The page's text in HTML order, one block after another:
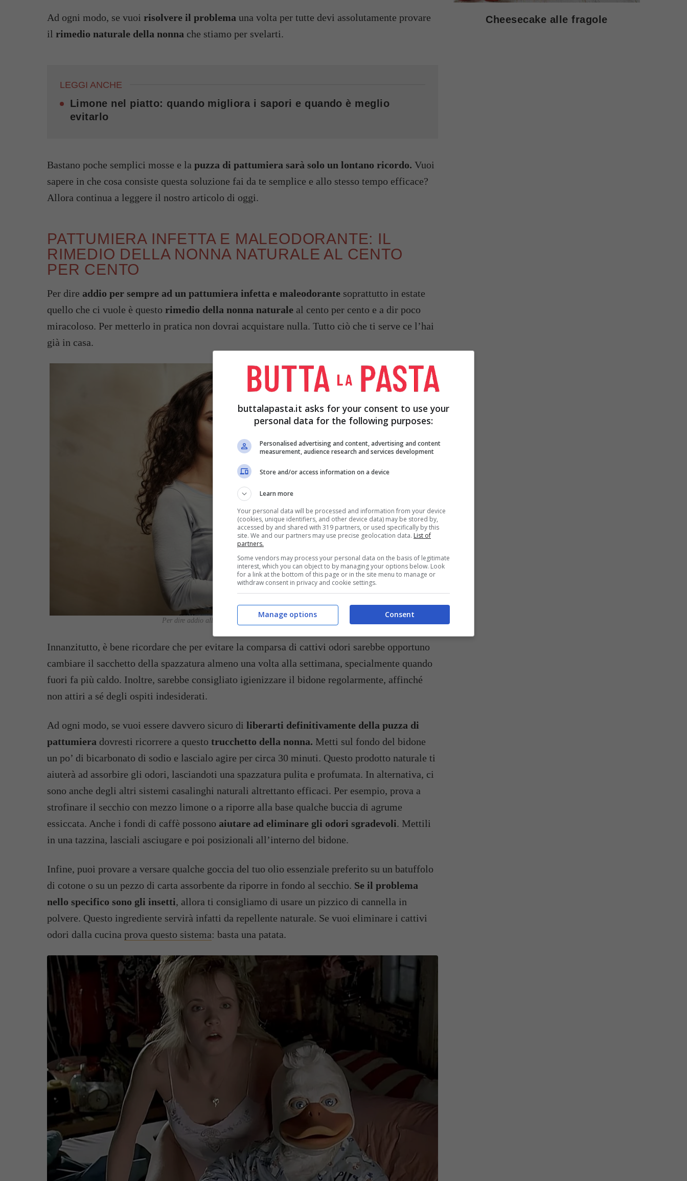
Ad ogni modo, se vuoi risolvere il problema una volta per tutte devi assolutamente provare
il rimedio naturale della nonna che stiamo per svelarti.
LEGGI ANCHE
Limone nel piatto: quando migliora i sapori e quando è meglio
evitarlo
Bastano poche semplici mosse e la puzza di pattumiera sarà solo un lontano ricordo. Vuoi
sapere in che cosa consiste questa soluzione fai da te semplice e allo stesso tempo efficace?
Allora continua a leggere il nostro articolo di oggi.
PATTUMIERA INFETTA E MALEODORANTE: IL
RIMEDIO DELLA NONNA NATURALE AL CENTO
PER CENTO
Per dire addio per sempre ad un pattumiera infetta e maleodorante soprattutto in estate
quello che ci vuole è questo rimedio della nonna naturale al cento per cento e a dir poco
miracoloso. Per metterlo in pratica non dovrai acquistare nulla. Tutto ciò che ti serve ce l’hai
già in casa.
Per dire addio alla pattumiera maleodorante priva questo rimedio naturale (Buttalapasta.it)
Innanzitutto, è bene ricordare che per evitare la comparsa di cattivi odori sarebbe opportuno
cambiare il sacchetto della spazzatura almeno una volta alla settimana, specialmente quando
fuori fa più caldo. Inoltre, sarebbe consigliato igienizzare il bidone regolarmente, affinché
non attiri a sé degli ospiti indesiderati.
Ad ogni modo, se vuoi essere davvero sicuro di liberarti definitivamente della puzza di
pattumiera dovresti ricorrere a questo trucchetto della nonna. Metti sul fondo del bidone
un po’ di bicarbonato di sodio e lascialo agire per circa 30 minuti. Questo prodotto naturale ti
aiuterà ad assorbire gli odori, lasciandoti una spazzatura pulita e profumata. In alternativa, ci
sono anche degli altri sistemi casalinghi naturali altrettanto efficaci. Per esempio, prova a
strofinare il secchio con mezzo limone o a riporre alla base qualche buccia di agrume
essiccata. Anche i fondi di caffè possono aiutare ad eliminare gli odori sgradevoli. Mettili
in una tazzina, lasciali asciugare e poi posizionali all’interno del bidone.
Infine, puoi provare a versare qualche goccia del tuo olio essenziale preferito su un batuffolo
di cotone o su un pezzo di carta assorbente da riporre in fondo al secchio. Se il problema
nello specifico sono gli insetti, allora ti consigliamo di usare un pizzico di cannella in
polvere. Questo ingrediente servirà infatti da repellente naturale. Se vuoi eliminare i cattivi
odori dalla cucina prova questo sistema: basta una patata.
Cheesecake alle fragole
buttalapasta.it asks for your consent to use your
personal data for the following purposes:
Personalised advertising and content, advertising and content
measurement, audience research and services development
Store and/or access information on a device
Learn more
Your personal data will be processed and information from your device
(cookies, unique identifiers, and other device data) may be stored by,
accessed by and shared with 319 partners, or used specifically by this
site. We and our partners may use precise geolocation data. List of
partners.
Some vendors may process your personal data on the basis of legitimate
interest, which you can object to by managing your options below. Look
for a link at the bottom of this page or in the site menu to manage or
withdraw consent in privacy and cookie settings.
Consent
Manage options